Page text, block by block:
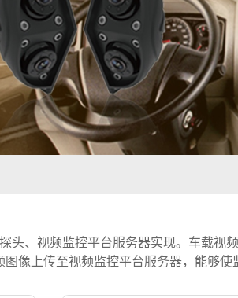
头、视频监控平台服务器实现。车载
图像上传至视频监控平台服务器，能够